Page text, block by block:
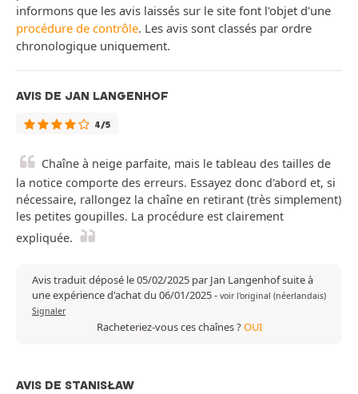
informons que les avis laissés sur le site font l'objet d'une
procédure de contrôle. Les avis sont classés par ordre
chronologique uniquement.
AVIS DE JAN LANGENHOF
4/5
Chaîne à neige parfaite, mais le tableau des tailles de
la notice comporte des erreurs. Essayez donc d'abord et, si
nécessaire, rallongez la chaîne en retirant (très simplement)
les petites goupilles. La procédure est clairement
expliquée.
Avis traduit déposé le 05/02/2025 par Jan Langenhof suite à
une expérience d'achat du 06/01/2025- voir l'original (néerlandais)
Signaler
Racheteriez-vous ces chaînes ?OUI
AVIS DE STANISŁAW